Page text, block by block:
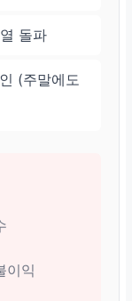
돌파
(주말에도
이익